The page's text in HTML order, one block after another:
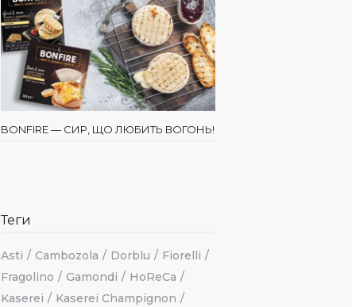
BONFIRE — СИР, ЩО ЛЮБИТЬ ВОГОНЬ!
Теги
Asti Cambozola Dorblu
Fiorelli
Fragolino
Gamondi
HoReCa
Kaserei
Kaserei Champignon